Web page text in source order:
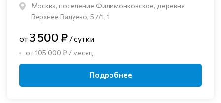
Москва, поселение Филимонковское, деревня
Верхнее Валуево, 57/1, 1
от 3 500 ₽ / сутки
от 105 000 ₽ / месяц
Подробнее